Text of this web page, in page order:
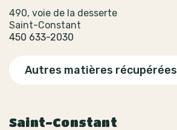
490, voie de la desserte
Saint-Constant
450 633-2030
Autres matières récupérées
Saint-Constant